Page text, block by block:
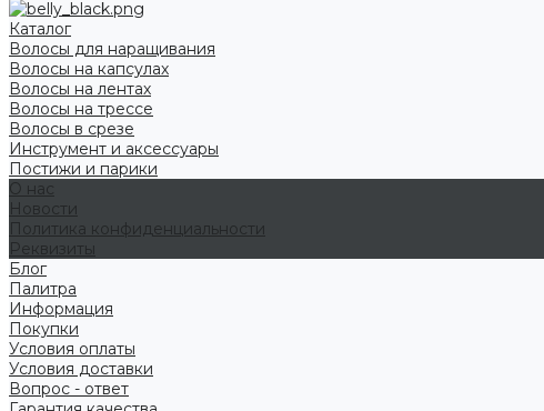
Каталог
Волосы для наращивания
Волосы на капсулах
Волосы на лентах
Волосы на трессе
Волосы в срезе
Инструмент и аксессуары
Постижи и парики
О нас
Новости
Политика конфиденциальности
Реквизиты
Блог
Палитра
Информация
Покупки
Условия оплаты
Условия доставки
Вопрос - ответ